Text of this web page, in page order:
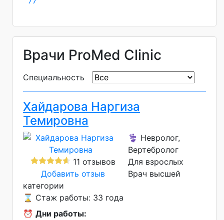
Врачи ProMed Clinic
Специальность
Хайдарова Наргиза
Темировна
11 отзывов
Добавить отзыв
⚕️ Невролог,
Вертебролог
Для взрослых
Врач высшей
категории
⌛ Стаж работы: 33 года
⏰ Дни работы: